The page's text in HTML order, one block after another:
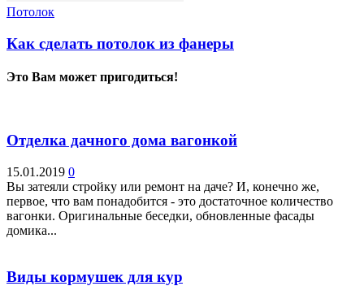
Потолок
Как сделать потолок из фанеры
Это Вам может пригодиться!
Отделка дачного дома вагонкой
15.01.2019 0
Вы затеяли стройку или ремонт на даче? И, конечно же,
первое, что вам понадобится - это достаточное количество
вагонки. Оригинальные беседки, обновленные фасады
домика...
Виды кормушек для кур